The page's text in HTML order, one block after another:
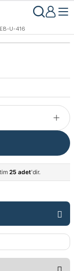
U-416
25 adet'dir.